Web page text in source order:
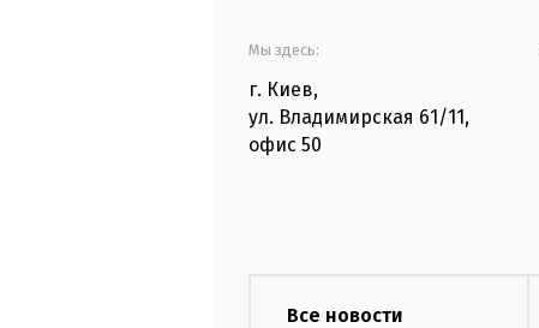
Мы здесь:
г. Киев,
ул. Владимирская 61/11,
офис 50
Все новости